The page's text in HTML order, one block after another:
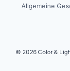
Allgemeine
© 2026 Color &